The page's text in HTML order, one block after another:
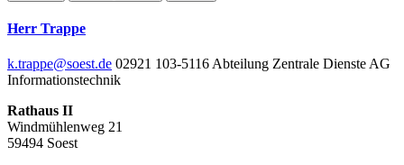
Herr Trappe
k.trappe@soest.de 02921 103-5116Abteilung Zentrale DiensteAG
Informationstechnik
Rathaus II
Windmühlenweg 21
59494 Soest